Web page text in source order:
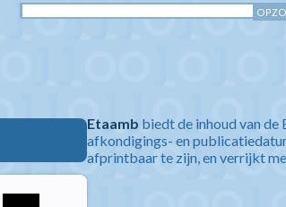
Etaamb biedt de inhoud van de
afkondigings- en
afprintbaar te zijn, en verrijkt